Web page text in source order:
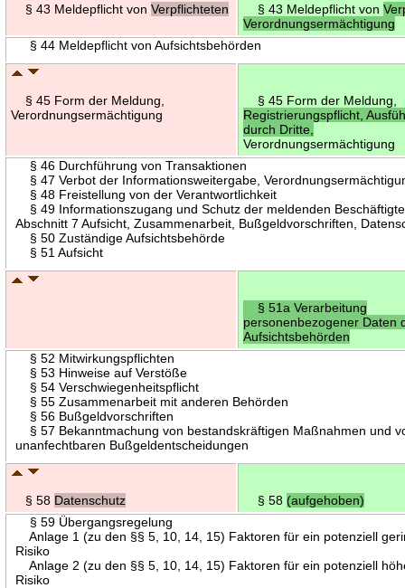
§ 43 Meldepflicht vonVerpflichteten § 43 Meldepflicht von
Verordnungsermächtigung
§ 44 Meldepflicht von Aufsichtsbehörden
§ 45 Form der Meldung,
Verordnungsermächtigung
§ 45 Form der Meldung,
Registrierungspflicht,
durch Dritte,
Verordnungsermächtigung
§ 46 Durchführung von Transaktionen
§ 47 Verbot der Informationsweitergabe,
§ 48 Freistellung von der Verantwortlichkeit
§ 49 Informationszugang und Schutz der meldenden
Abschnitt 7 Aufsicht, Zusammenarbeit, Bußgeldvorschriften,
§ 50 Zuständige Aufsichtsbehörde
§ 51 Aufsicht
§ 51a Verarbeitung
personenbezogener Daten
Aufsichtsbehörden
§ 52 Mitwirkungspflichten
§ 53 Hinweise auf Verstöße
§ 54 Verschwiegenheitspflicht
§ 55 Zusammenarbeit mit anderen Behörden
§ 56 Bußgeldvorschriften
§ 57 Bekanntmachung von bestandskräftigen Maßnahmen und
unanfechtbaren Bußgeldentscheidungen
§ 58 Datenschutz § 58 (aufgehoben)
§ 59 Übergangsregelung
Anlage 1 (zu den §§ 5, 10, 14, 15) Faktoren für ein potenziell
Risiko
Anlage 2 (zu den §§ 5, 10, 14, 15) Faktoren für ein potenziell
Risiko